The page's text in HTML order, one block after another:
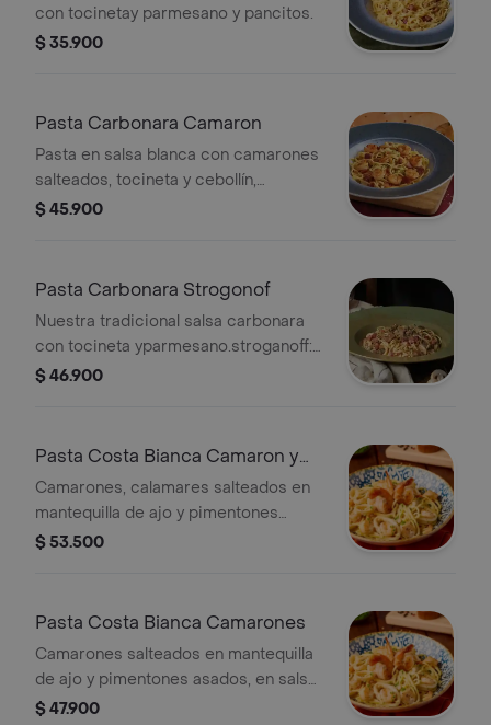
con tocinetay parmesano y pancitos.
$ 35.900
Pasta Carbonara Camaron
Pasta en salsa blanca con camarones
salteados, tocineta y cebollín,
acompañada de parmesano y
$ 45.900
Pasta Carbonara Strogonof
Nuestra tradicional salsa carbonara
con tocineta yparmesano.stroganoff:
solomito en cocción lenta con
$ 46.900
Pasta Costa Bianca Camaron y
Calamar
Camarones, calamares salteados en
mantequilla de ajo y pimentones
asados, en salsa alfredo y vino blanco
$ 53.500
Pasta Costa Bianca Camarones
Camarones salteados en mantequilla
de ajo y pimentones asados, en salsa
alfredo y vino blanco
$ 47.900